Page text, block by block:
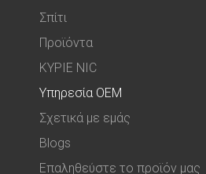
Σπίτι
Προϊόντα
ΚΥΡΙΕ NIC
Υπηρεσία OEM
Σχετικά με εμάς
Blogs
Επαληθεύστε το προϊόν μας